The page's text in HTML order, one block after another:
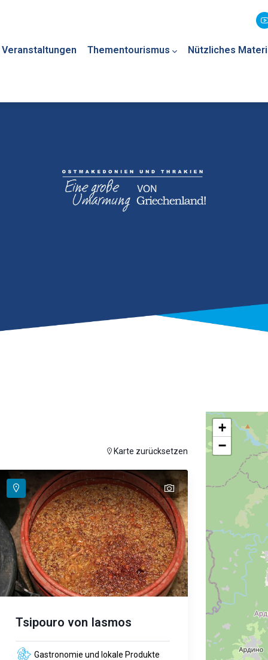
Veranstaltungen Thementourismus Nützliches
Karte zurücksetzen
text
Tsipouro von Iasmos
Gastronomie und lokale Produkte
+
−